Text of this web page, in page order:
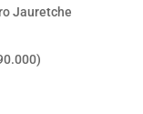
Jauretche